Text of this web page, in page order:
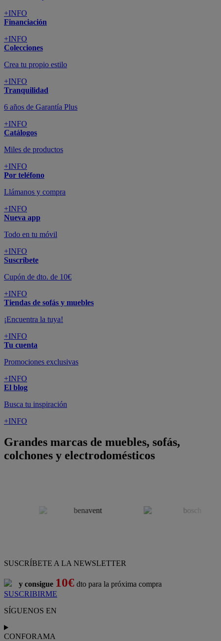
+INFO
Financiación
+INFO
Colecciones
Crea tu propio estilo
+INFO
Tranquilidad
6 años de Garantía Plus
+INFO
Catálogos
Miles de productos
+INFO
Por teléfono
Llámanos y compra
+INFO
Nueva app
Todo en tu móvil
+INFO
Suscríbete
Cupón de dto. de 10€
+INFO
Tiendas de sofás y muebles
¡Encuentra la tuya!
+INFO
Tu cuenta
Promociones exclusivas
+INFO
El blog
Busca tu inspiración
+INFO
Grandes marcas de muebles, sofás,
colchones y electrodomésticos
SUSCRÍBETE A LA NEWSLETTER
y consigue 10€ dto para la próxima compra
SUSCRIBIRME
SÍGUENOS EN
CONFORAMA